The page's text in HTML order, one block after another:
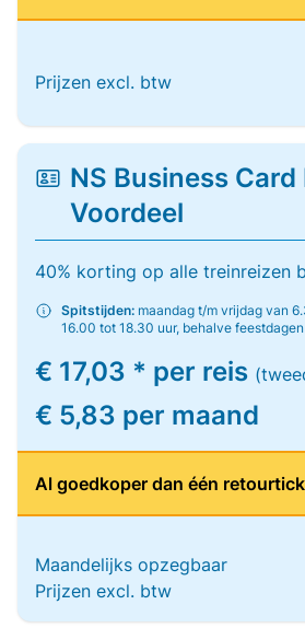
Prijzen excl. btw
NS Business Card
Voordeel
40% korting op alle treinreizen
Spitstijden: maandag t/m vrijdag van
16.00 tot 18.30 uur, behalve feestdagen
€ 17,03 * per reis
€ 5,83 per maand
Al goedkoper dan één
Maandelijks opzegbaar
Prijzen excl. btw